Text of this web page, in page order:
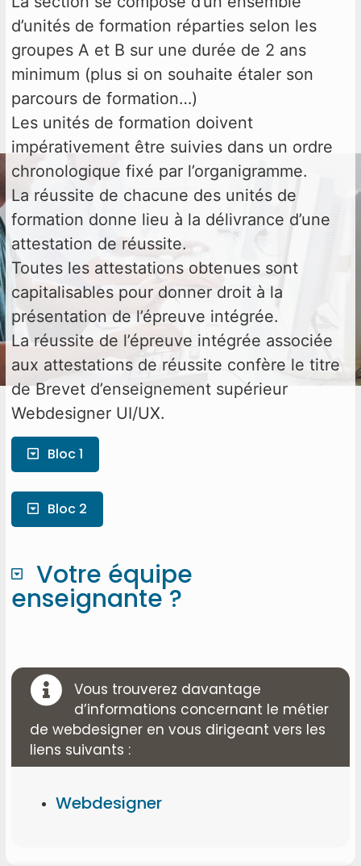
d’unités de formation réparties selon les
groupes A et B sur une durée de 2 ans
minimum (plus si on souhaite étaler son
parcours de formation…)
Les unités de formation doivent
impérativement être suivies dans un ordre
chronologique fixé par l’organigramme.
La réussite de chacune des unités de
formation donne lieu à la délivrance d’une
attestation de réussite.
Toutes les attestations obtenues sont
capitalisables pour donner droit à la
présentation de l’épreuve intégrée.
La réussite de l’épreuve intégrée associée
aux attestations de réussite confère le titre
de Brevet d’enseignement supérieur
Webdesigner UI/UX.
Bloc 1
Bloc 2
Votre équipe
enseignante ?
Vous trouverez davantage
d’informations concernant le métier
de webdesigner en vous dirigeant vers les
liens suivants :
Webdesigner